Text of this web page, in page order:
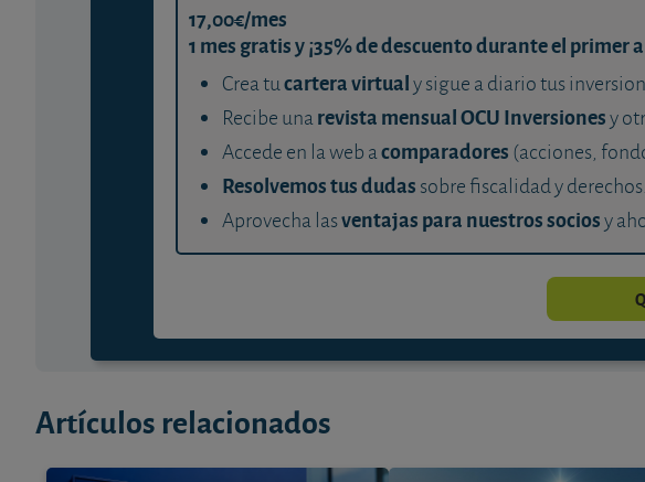
17,00€/mes
1 mes gratis y ¡35% de descuento durante el primer
Crea tucartera virtualy sigue a diario tus
Recibe unarevista mensual OCU Inversionesy
Accede en la web acomparadores (acciones,
Resolvemos tus dudas sobre fiscalidad y derechos.
Aprovecha lasventajas para nuestros sociosy
Artículos relacionados